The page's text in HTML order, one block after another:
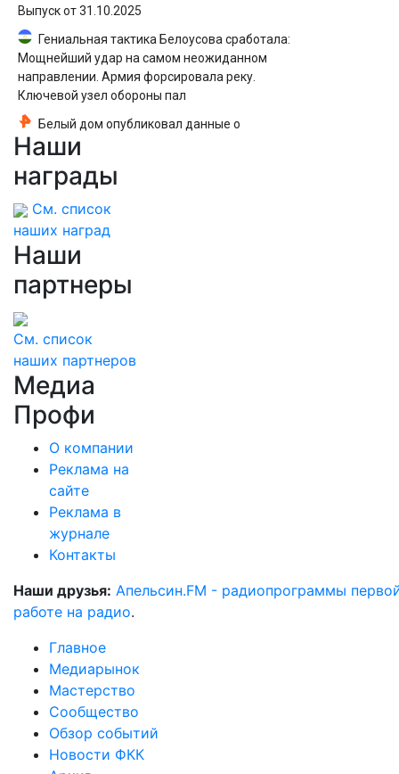
Выпуск от 31.10.2025
Гениальная тактика Белоусова сработала:
Мощнейший удар на самом неожиданном
направлении. Армия форсировала реку.
Ключевой узел обороны пал
Белый дом опубликовал данные о
лабораторном происхождении COVID-19
Наши
награды
См. список
наших наград
Наши
партнеры
См. список
наших партнеров
Медиа
Профи
О компании
Реклама на
сайте
Реклама в
журнале
Контакты
Наши друзья: Апельсин.FM - радиопрограммы
работе на радио.
Главное
Медиарынок
Мастерство
Сообщество
Обзор событий
Новости ФКК